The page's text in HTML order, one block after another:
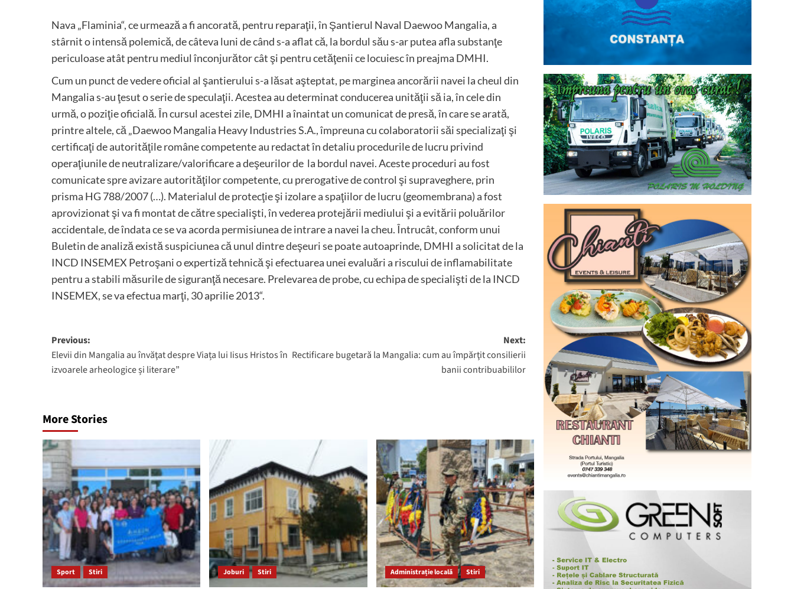
Nava „Flaminia“, ce urmează a fi ancorată, pentru reparaţii, în Şantierul Naval Daewoo Mangalia, a
stârnit o intensă polemică, de câteva luni de când s-a aflat că, la bordul său s-ar putea afla substanţe
periculoase atât pentru mediul înconjurător cât şi pentru cetăţenii ce locuiesc în preajma DMHI.
Cum un punct de vedere oficial al şantierului s-a lăsat aşteptat, pe marginea ancorării navei la cheul din
Mangalia s-au ţesut o serie de speculaţii. Acestea au determinat conducerea unităţii să ia, în cele din
urmă, o poziţie oficială. În cursul acestei zile, DMHI a înaintat un comunicat de presă, în care se arată,
printre altele, că „Daewoo Mangalia Heavy Industries S.A., împreuna cu colaboratorii săi specializaţi şi
certificaţi de autorităţile române competente au redactat în detaliu procedurile de lucru privind
operaţiunile de neutralizare/valorificare a deşeurilor de la bordul navei. Aceste proceduri au fost
comunicate spre avizare autorităţilor competente, cu prerogative de control şi supraveghere, prin
prisma HG 788/2007 (…). Materialul de protecţie şi izolare a spaţiilor de lucru (geomembrana) a fost
aprovizionat şi va fi montat de către specialişti, în vederea protejării mediului şi a evitării poluărilor
accidentale, de îndata ce se va acorda permisiunea de intrare a navei la cheu. Întrucât, conform unui
Buletin de analiză există suspiciunea că unul dintre deşeuri se poate autoaprinde, DMHI a solicitat de la
INCD INSEMEX Petroşani o expertiză tehnică şi efectuarea unei evaluări a riscului de inflamabilitate
pentru a stabili măsurile de siguranţă necesare. Prelevarea de probe, cu echipa de specialişti de la INCD
INSEMEX, se va efectua marţi, 30 aprilie 2013“.
Post
navigation
Previous:
Elevii din Mangalia au învăţat despre Viața lui Iisus Hristos în
izvoarele arheologice și literare”
Next:
Rectificare bugetară la Mangalia: cum au împărţit consilierii
banii contribuabililor
More Stories
Sport Stiri Joburi Stiri Administrație locală Stiri